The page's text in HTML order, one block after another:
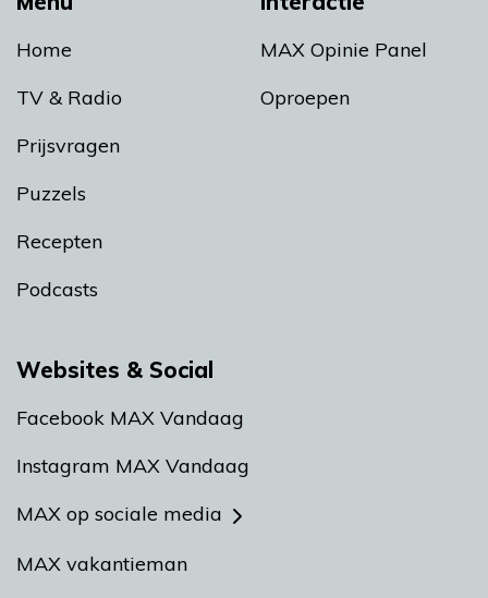
Home
TV & Radio
Prijsvragen
Puzzels
Recepten
Podcasts
MAX Opinie Panel
Oproepen
Websites & Social
Facebook MAX Vandaag
Instagram MAX Vandaag
MAX op sociale media
MAX vakantieman